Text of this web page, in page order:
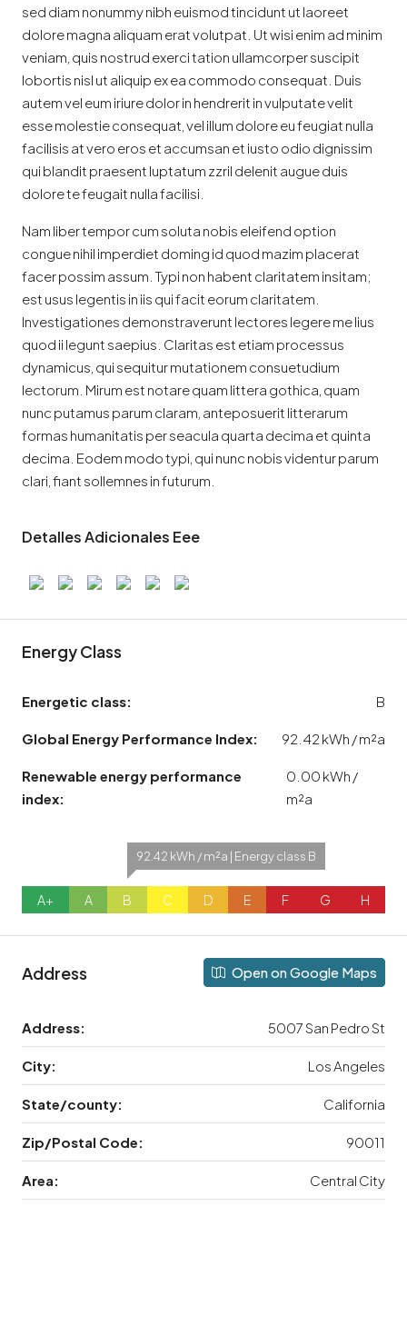
sed diam nonummy nibh euismod tincidunt ut laoreet
dolore magna aliquam erat volutpat. Ut wisi enim ad minim
veniam, quis nostrud exerci tation ullamcorper suscipit
lobortis nisl ut aliquip ex ea commodo consequat. Duis
autem vel eum iriure dolor in hendrerit in vulputate velit
esse molestie consequat, vel illum dolore eu feugiat nulla
facilisis at vero eros et accumsan et iusto odio dignissim
qui blandit praesent luptatum zzril delenit augue duis
dolore te feugait nulla facilisi.
Nam liber tempor cum soluta nobis eleifend option
congue nihil imperdiet doming id quod mazim placerat
facer possim assum. Typi non habent claritatem insitam;
est usus legentis in iis qui facit eorum claritatem.
Investigationes demonstraverunt lectores legere me lius
quod ii legunt saepius. Claritas est etiam processus
dynamicus, qui sequitur mutationem consuetudium
lectorum. Mirum est notare quam littera gothica, quam
nunc putamus parum claram, anteposuerit litterarum
formas humanitatis per seacula quarta decima et quinta
decima. Eodem modo typi, qui nunc nobis videntur parum
clari, fiant sollemnes in futurum.
Detalles Adicionales Eee
Energy Class
Energetic class: B
Global Energy Performance Index: 92.42 kWh / m²a
Renewable energy performance
index:
0.00 kWh /
m²a
A+ A
92.42 kWh / m²a | Energy class B
B C D E F G H
Address Open on Google Maps
Address: 5007 San Pedro St
City: Los Angeles
State/county: California
Zip/Postal Code: 90011
Area: Central City